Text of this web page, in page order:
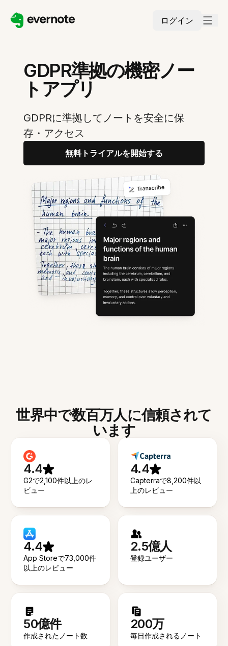
ログイン
GDPR準拠の機密ノー
トアプリ
GDPRに準拠してノートを安全に保
存・アクセス
無料トライアルを開始する
世界中で数百万人に信頼されて
います
4.4
G2で2,100件以上のレ
ビュー
4.4
Capterraで8,200件以
上のレビュー
4.4
App Storeで73,000件
以上のレビュー
2.5億人
登録ユーザー
50億件
作成されたノート数
200万
毎日作成されるノート